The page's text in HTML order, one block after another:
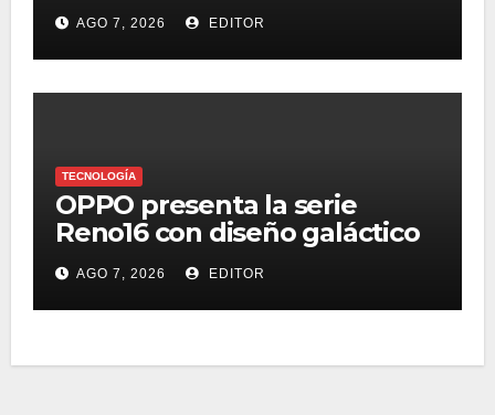
AGO 7, 2026 EDITOR
TECNOLOGÍA
OPPO presenta la serie
Reno16 con diseño galáctico
3D, zoom retrato pro 3.5x y
selfie ultra gran angular 50
MP
AGO 7, 2026 EDITOR